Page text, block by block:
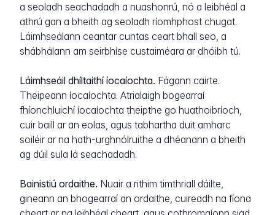
a seoladh seachadadh a nuashonrú, nó a leibhéal a
athrú gan a bheith ag seoladh ríomhphost chugat.
Láimhseálann ceantar cuntas ceart bhall seo, a
shábhálann am seirbhíse custaiméara ar dhóibh tú.
Láimhseáil dhíltaithí íocaíochta. Fágann cairte.
Theipeann íocaíochta. Atrialaigh bogearraí
fhíonchluichí íocaíochta theipthe go huathoibríoch,
cuir baill ar an eolas, agus tabhartha duit amharc
soiléir ar na hath-urghnólruithe a dhéanann a bheith
ag dúil sula lá seachadadh.
Bainistiú ordaithe. Nuair a rithim timthriall dáilte,
gineann an bhogearraí an ordaithe, cuireadh na fíona